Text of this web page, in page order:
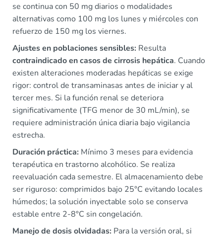
se continua con 50 mg diarios o modalidades
alternativas como 100 mg los lunes y miércoles con
refuerzo de 150 mg los viernes.
Ajustes en poblaciones sensibles: Resulta
contraindicado en casos de cirrosis hepática. Cuando
existen alteraciones moderadas hepáticas se exige
rigor: control de transaminasas antes de iniciar y al
tercer mes. Si la función renal se deteriora
significativamente (TFG menor de 30 mL/min), se
requiere administración única diaria bajo vigilancia
estrecha.
Duración práctica: Mínimo 3 meses para evidencia
terapéutica en trastorno alcohólico. Se realiza
reevaluación cada semestre. El almacenamiento debe
ser riguroso: comprimidos bajo 25°C evitando locales
húmedos; la solución inyectable solo se conserva
estable entre 2-8°C sin congelación.
Manejo de dosis olvidadas: Para la versión oral, si